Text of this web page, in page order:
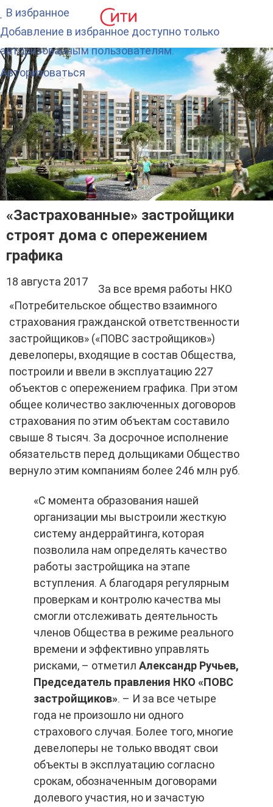
«Застрахованные» застройщики
строят дома с опережением
графика
18 августа 2017
За все время работы НКО
«Потребительское общество взаимного
страхования гражданской ответственности
застройщиков» («ПОВС застройщиков»)
девелоперы, входящие в состав Общества,
построили и ввели в эксплуатацию 227
объектов с опережением графика. При этом
общее количество заключенных договоров
страхования по этим объектам составило
свыше 8 тысяч. За досрочное исполнение
обязательств перед дольщиками Общество
вернуло этим компаниям более 246 млн руб.
«С момента образования нашей
организации мы выстроили жесткую
систему андеррайтинга, которая
позволила нам определять качество
работы застройщика на этапе
вступления. А благодаря регулярным
проверкам и контролю качества мы
смогли отслеживать деятельность
членов Общества в режиме реального
времени и эффективно управлять
рисками, – отметил Александр Ручьев,
Председатель правления НКО «ПОВС
застройщиков». – И за все четыре
года не произошло ни одного
страхового случая. Более того, многие
девелоперы не только вводят свои
объекты в эксплуатацию согласно
срокам, обозначенным договорами
долевого участия, но и зачастую
В избранное
Добавление в избранное доступно только
авторизованным пользователям.
Авторизоваться